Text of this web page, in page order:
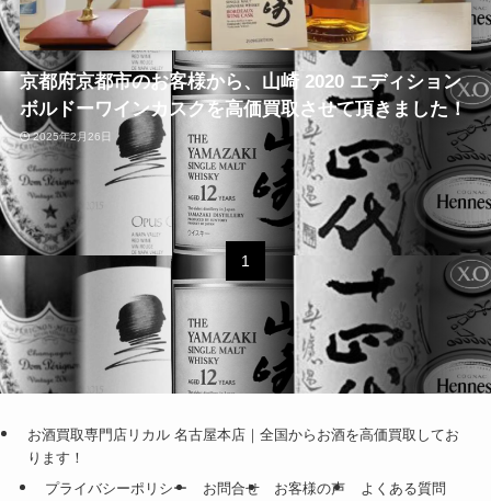
京都府京都市のお客様から、山崎 2020 エディション
ボルドーワインカスクを高価買取させて頂きました！
2025年2月26日
1
お酒買取専門店リカル 名古屋本店｜全国からお酒を高価買取してお
ります！
プライバシーポリシー
お問合せ お客様の声 よくある質問